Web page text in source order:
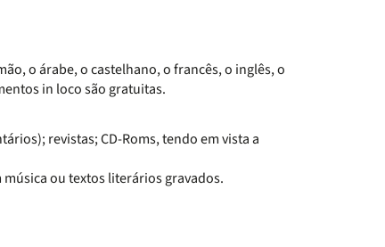
o árabe, o castelhano, o francês, o inglês, o
in loco são gratuitas.
revistas; CD-Roms, tendo em vista a
música ou textos literários gravados.